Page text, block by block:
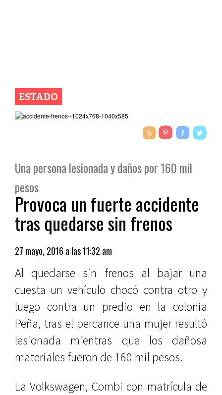
ESTADO
Una persona lesionada y daños por 160 mil
pesos
Provoca un fuerte accidente
tras quedarse sin frenos
27 mayo, 2016 a las 11:32 am
Al quedarse sin frenos al bajar una
cuesta un vehículo chocó contra otro y
luego contra un predio en la colonia
Peña, tras el percance una mujer resultó
lesionada mientras que los dañosa
materiales fueron de 160 mil pesos.
La Volkswagen, Combi con matrícula de